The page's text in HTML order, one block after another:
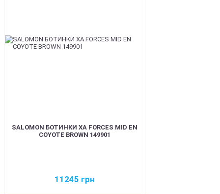
SALOMON БОТИНКИ XA FORCES MID EN
COYOTE BROWN 149901
11245 грн